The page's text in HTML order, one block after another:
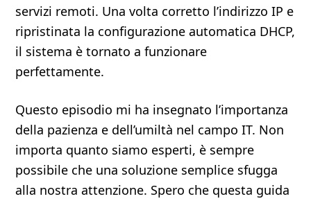
servizi remoti. Una volta corretto l’indirizzo IP e
ripristinata la configurazione automatica DHCP,
il sistema è tornato a funzionare
perfettamente.
Questo episodio mi ha insegnato l’importanza
della pazienza e dell’umiltà nel campo IT. Non
importa quanto siamo esperti, è sempre
possibile che una soluzione semplice sfugga
alla nostra attenzione. Spero che questa guida